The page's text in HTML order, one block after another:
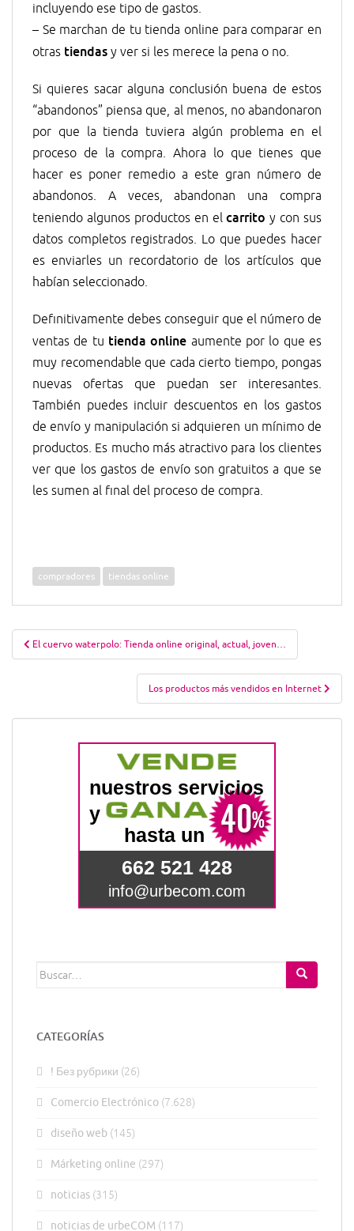
incluyendo ese tipo de gastos.
– Se marchan de tu tienda online para comparar en
otras tiendas y ver si les merece la pena o no.
Si quieres sacar alguna conclusión buena de estos
“abandonos” piensa que, al menos, no abandonaron
por que la tienda tuviera algún problema en el
proceso de la compra. Ahora lo que tienes que
hacer es poner remedio a este gran número de
abandonos. A veces, abandonan una compra
teniendo algunos productos en elcarrito y con sus
datos completos registrados. Lo que puedes hacer
es enviarles un recordatorio de los artículos que
habían seleccionado.
Definitivamente debes conseguir que el número de
ventas de tu tienda online aumente por lo que es
muy recomendable que cada cierto tiempo, pongas
nuevas ofertas que puedan ser interesantes.
También puedes incluir descuentos en los gastos
de envío y manipulación si adquieren un mínimo de
productos. Es mucho más atractivo para los clientes
ver que los gastos de envío son gratuitos a que se
les sumen al final del proceso de compra.
compradores tiendas online
Navegación
de
El cuervo waterpolo: Tienda online original, actual, joven…
Los productos más vendidos en Internet
Buscar:
CATEGORÍAS
! Без рубрики (26)
Comercio Electrónico (7.628)
diseño web (145)
Márketing online (297)
noticias (315)
noticias de urbeCOM (117)